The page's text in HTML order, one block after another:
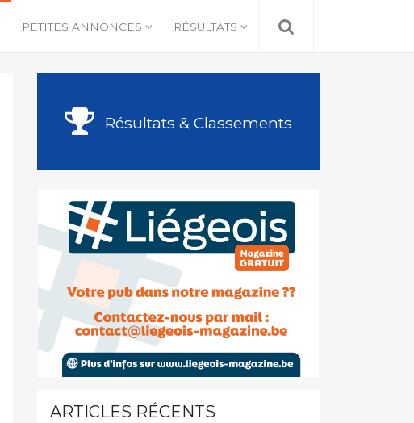
PETITES ANNONCES RÉSULTATS
Résultats & Classements
ARTICLES RÉCENTS